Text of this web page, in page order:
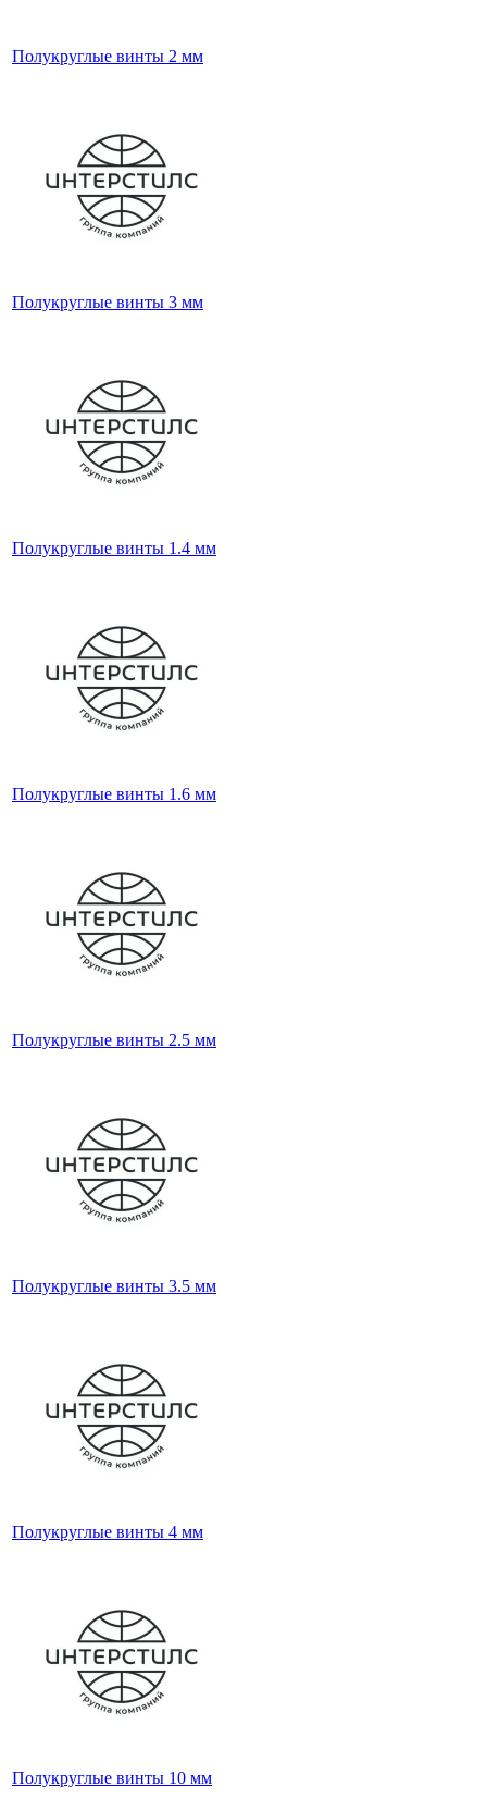
Полукруглые винты 2 мм
Полукруглые винты 3 мм
Полукруглые винты 1.4 мм
Полукруглые винты 1.6 мм
Полукруглые винты 2.5 мм
Полукруглые винты 3.5 мм
Полукруглые винты 4 мм
Полукруглые винты 10 мм